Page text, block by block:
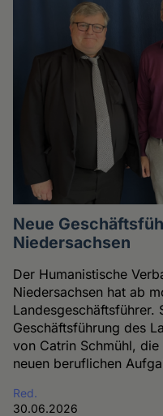
Neue
Niedersachsen
Der Humanistische
Niedersachsen hat ab
Landesgeschäftsführer.
Geschäftsführung des
von Catrin Schmühl,
neuen beruflichen
Red.
30.06.2026